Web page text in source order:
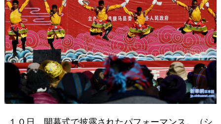
１０日、開幕式で披露されたパフォーマンス。（シ